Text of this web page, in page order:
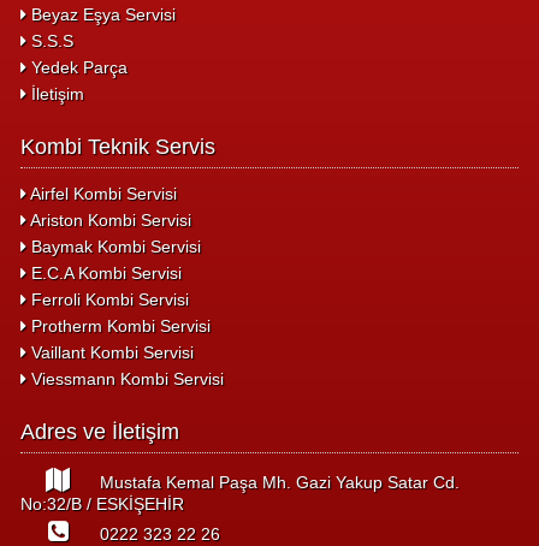
Beyaz Eşya Servisi
S.S.S
Yedek Parça
İletişim
Kombi Teknik Servis
Airfel Kombi Servisi
Ariston Kombi Servisi
Baymak Kombi Servisi
E.C.A Kombi Servisi
Ferroli Kombi Servisi
Protherm Kombi Servisi
Vaillant Kombi Servisi
Viessmann Kombi Servisi
Adres ve İletişim
Mustafa Kemal Paşa Mh. Gazi Yakup Satar Cd.
No:32/B / ESKİŞEHİR
0222 323 22 26